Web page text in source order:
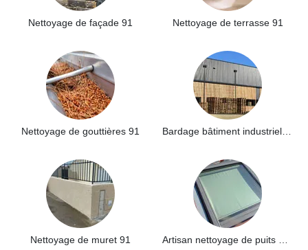
Nettoyage de façade 91 Nettoyage de terrasse 91
Nettoyage de gouttières 91
Nettoyage de muret 91